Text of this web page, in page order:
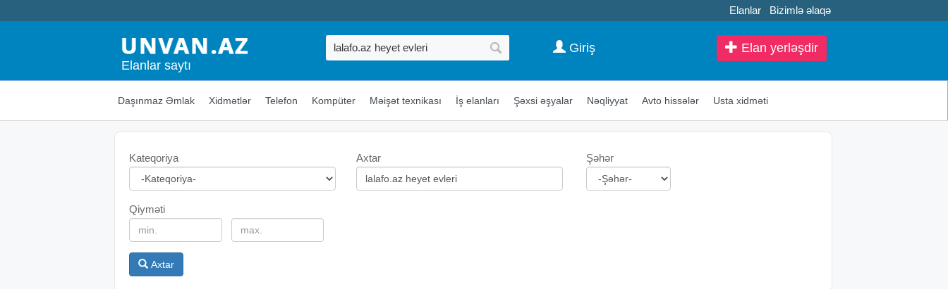
Elanlar Bizimlə əlaqə
Elanlar saytı
Elan yerləşdir
Giriş
Daşınmaz Əmlak Xidmətlər Telefon Kompüter Məişət texnikası İş elanları Şəxsi əşyalar Nəqliyyat Avto hissələr Usta xidməti
Kateqoriya Axtar Şəhər
Qiyməti
Axtar